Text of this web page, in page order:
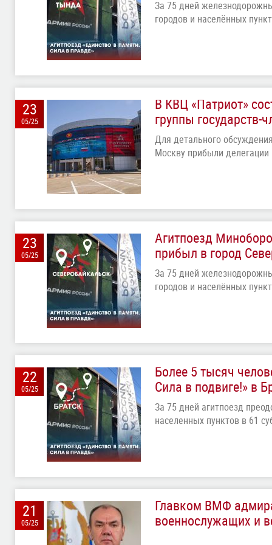
За 75 дней
городов и населённых
23
05/25
В КВЦ «Патриот»
группы государств-
Для детального
Москву прибыли делегации
23
05/25
Агитпоезд
прибыл в город
За 75 дней
городов и населённых
22
05/25
Более 5 тысяч
Сила в подвиге!» в
За 75 дней агитпоезд
населенных пунктов в 61
21
05/25
Главком ВМФ
военнослужащих и